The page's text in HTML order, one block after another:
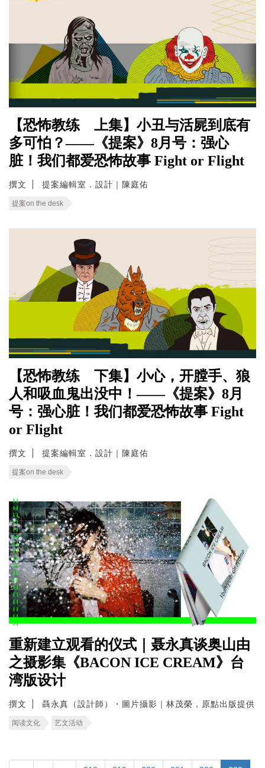
【恐怖教练 上集】小丑与活屍到底有
多可怕？——《提案》8月号：强心
脏！我们都爱恐怖故事 Fight or Flight
撰文 提案編輯室．設計｜陳庭佑
提案on the desk
【恐怖教练 下集】小心，开膛手、狼
人和吸血鬼出没中！——《提案》8月
号：强心脏！我们都爱恐怖故事 Fight
or Flight
撰文 提案編輯室．設計｜陳庭佑
提案on the desk
重新建立观看的仪式｜聂永真谈奥山由
之摄影集《BACON ICE CREAM》台
湾版设计
撰文 聶永真（設計師）・圖片攝影｜林茂榮，原點出版提供
阅读文化 艺文活动